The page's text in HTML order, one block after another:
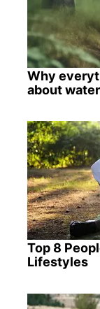
Why
about
Top 8
Lifestyles